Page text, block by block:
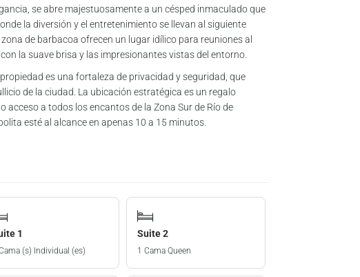
se abre majestuosamente a un césped inmaculado que
la diversión y el entretenimiento se llevan al siguiente
de barbacoa ofrecen un lugar idílico para reuniones al
la suave brisa y las impresionantes vistas del entorno.
es una fortaleza de privacidad y seguridad, que
de la ciudad. La ubicación estratégica es un regalo
acceso a todos los encantos de la Zona Sur de Río de
esté al alcance en apenas 10 a 15 minutos.
1
(s) Individual (es)
Suite 2
1 Cama Queen